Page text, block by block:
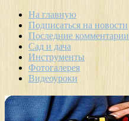
На главную
Подписаться на новости
Последние комментарии
Сад и дача
Инструменты
Фотогалерея
Видеоуроки